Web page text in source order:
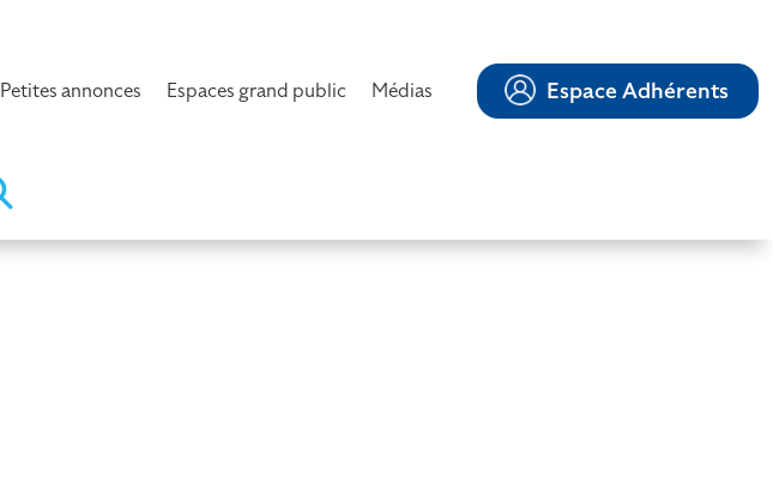
Petites annonces Espaces grand public Médias Espace Adhérents